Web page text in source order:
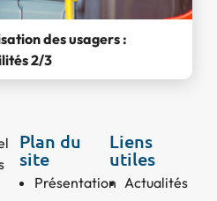
des usagers :
2/3
Plan du
site
Présentation
Liens
utiles
Actualités